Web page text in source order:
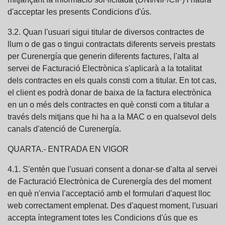
d'acceptar les presents Condicions d'ús.
3.2. Quan l'usuari sigui titular de diversos contractes de
llum o de gas o tingui contractats diferents serveis prestats
per Curenergía que generin diferents factures, l'alta al
servei de Facturació Electrònica s'aplicarà a la totalitat
dels contractes en els quals consti com a titular. En tot cas,
el client es podrà donar de baixa de la factura electrònica
en un o més dels contractes en què consti com a titular a
través dels mitjans que hi ha a la MAC o en qualsevol dels
canals d'atenció de Curenergía.
QUARTA.- ENTRADA EN VIGOR
4.1. S'entén que l'usuari consent a donar-se d'alta al servei
de Facturació Electrònica de Curenergía des del moment
en què n'envia l'acceptació amb el formulari d'aquest lloc
web correctament emplenat. Des d'aquest moment, l'usuari
accepta íntegrament totes les Condicions d'ús que es